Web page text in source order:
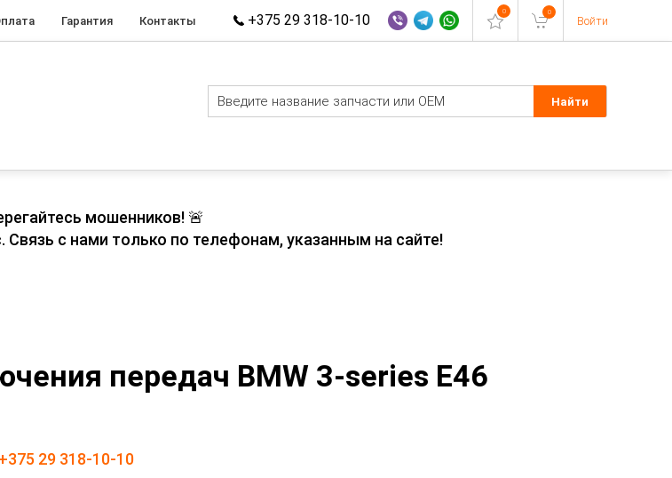
Гарантия Контакты +375 29 318-10-10 0 0
Войти
мошенников! 🚨
с нами только по телефонам, указанным на сайте!
передач BMW 3-series E46
+375 29 318-10-10